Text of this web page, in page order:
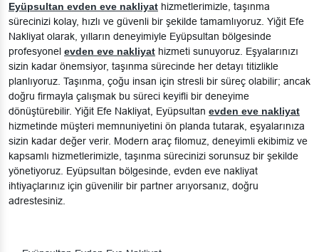
Eyüpsultan evden eve nakliyat hizmetlerimizle, taşınma
sürecinizi kolay, hızlı ve güvenli bir şekilde tamamlıyoruz. Yiğit Efe
Nakliyat olarak, yılların deneyimiyle Eyüpsultan bölgesinde
profesyonel evden eve nakliyat hizmeti sunuyoruz. Eşyalarınızı
sizin kadar önemsiyor, taşınma sürecinde her detayı titizlikle
planlıyoruz. Taşınma, çoğu insan için stresli bir süreç olabilir; ancak
doğru firmayla çalışmak bu süreci keyifli bir deneyime
dönüştürebilir. Yiğit Efe Nakliyat, Eyüpsultan evden eve nakliyat
hizmetinde müşteri memnuniyetini ön planda tutarak, eşyalarınıza
sizin kadar değer verir. Modern araç filomuz, deneyimli ekibimiz ve
kapsamlı hizmetlerimizle, taşınma sürecinizi sorunsuz bir şekilde
yönetiyoruz. Eyüpsultan bölgesinde, evden eve nakliyat
ihtiyaçlarınız için güvenilir bir partner arıyorsanız, doğru
adrestesiniz.